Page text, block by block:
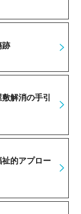
跡
解消の手引
的アプロー